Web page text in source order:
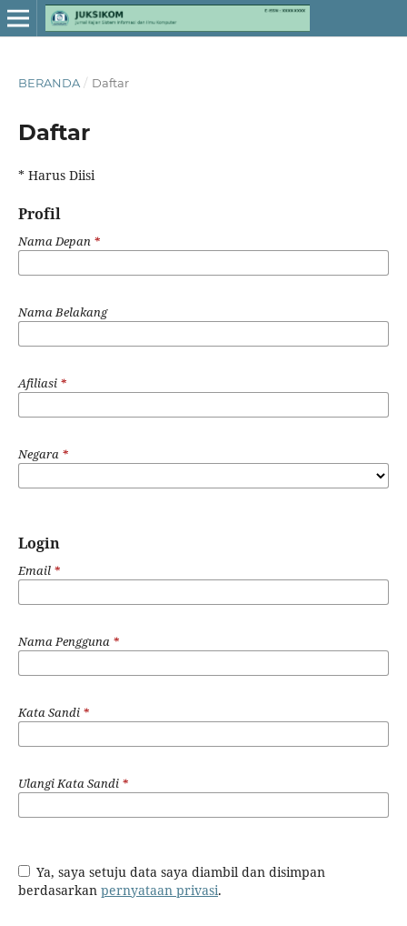
BERANDA / Daftar
Daftar
* Harus Diisi
Profil
Nama Depan *
Nama Belakang
Afiliasi *
Negara *
Login
Email *
Nama Pengguna *
Kata Sandi *
Ulangi Kata Sandi *
Ya, saya setuju data saya diambil dan disimpan
berdasarkan pernyataan privasi.